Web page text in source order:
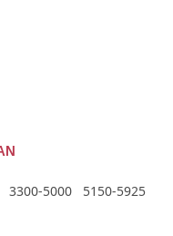
3300-5000 5150-5925